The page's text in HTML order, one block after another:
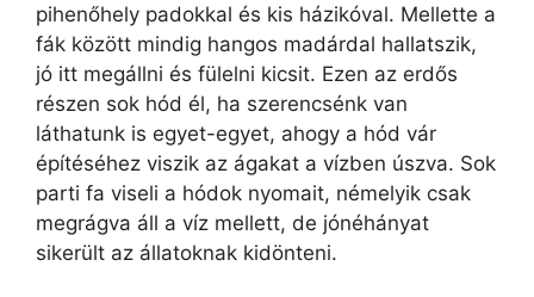
pihenőhely padokkal és kis házikóval. Mellette a
fák között mindig hangos madárdal hallatszik,
jó itt megállni és fülelni kicsit. Ezen az erdős
részen sok hód él, ha szerencsénk van
láthatunk is egyet-egyet, ahogy a hód vár
építéséhez viszik az ágakat a vízben úszva. Sok
parti fa viseli a hódok nyomait, némelyik csak
megrágva áll a víz mellett, de jónéhányat
sikerült az állatoknak kidönteni.